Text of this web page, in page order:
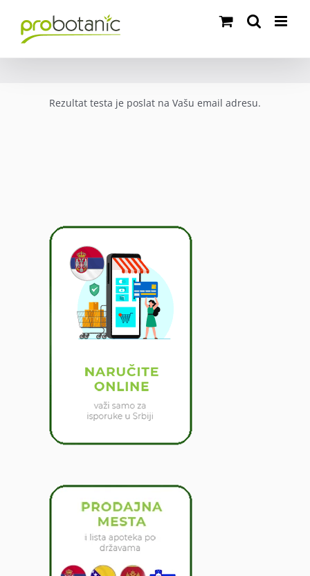
content
Rezultat testa je poslat na Vašu email adresu.